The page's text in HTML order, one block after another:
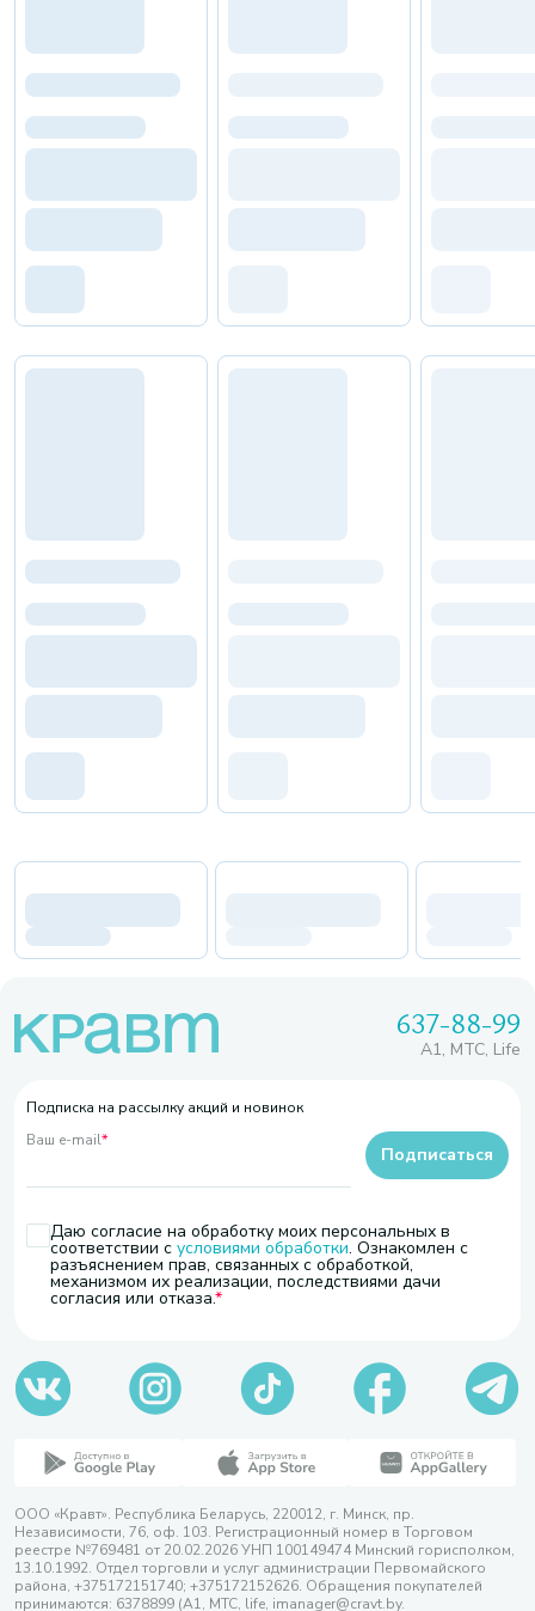
637-88-99
A1, МТС, Life
Подписка на рассылку акций и новинок
Ваш e-mail*
Даю согласие на обработку моих персональных в
соответствии с условиями обработки. Ознакомлен с
разъяснением прав, связанных с обработкой,
механизмом их реализации, последствиями дачи
согласия или отказа.
Подписаться
ООО «Кравт». Республика Беларусь, 220012, г. Минск, пр.
Независимости, 76, оф. 103. Регистрационный номер в Торговом
реестре №769481 от 20.02.2026 УНП 100149474 Минский горисполком,
13.10.1992. Отдел торговли и услуг администрации Первомайского
района, +375172151740; +375172152626. Обращения покупателей
принимаются: 6378899 (А1, МТС, life, imanager@cravt.by.